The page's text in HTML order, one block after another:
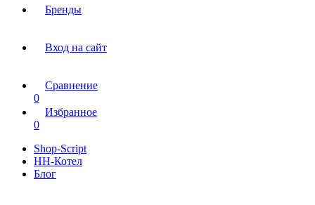
Бренды
Вход на сайт
Сравнение
0
Избранное
0
Shop-Script
НН-Котел
Блог